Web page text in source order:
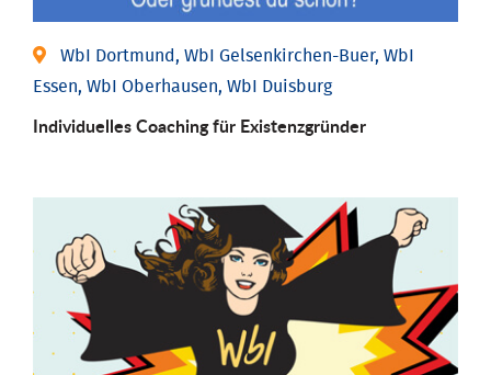
WbI Dortmund, WbI Gelsenkirchen-Buer, WbI
Essen, WbI Oberhausen, WbI Duisburg
Individu­elles Coaching für Existenz­gründer